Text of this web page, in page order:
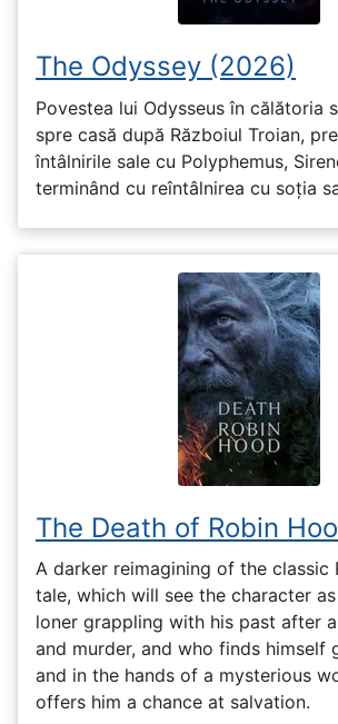
The Odyssey (2026)
Povestea lui Odysseus în călătoria
spre casă după Războiul Troian,
întâlnirile sale cu Polyphemus,
terminând cu reîntâlnirea cu soția
The Death of Robin
A darker reimagining of the classic
tale, which will see the character
loner grappling with his past after
and murder, and who finds himself
and in the hands of a mysterious
offers him a chance at salvation.